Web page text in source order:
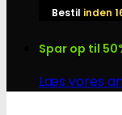
Bestil inden
Spar op til
Læs vores